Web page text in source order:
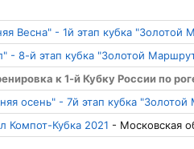
Весна" - 1й этап кубка "Золотой
- 8-й этап кубка "Золотой
к 1-й Кубку России по
осень" - 7й этап кубка
Компот-Кубка 2021 - Московская